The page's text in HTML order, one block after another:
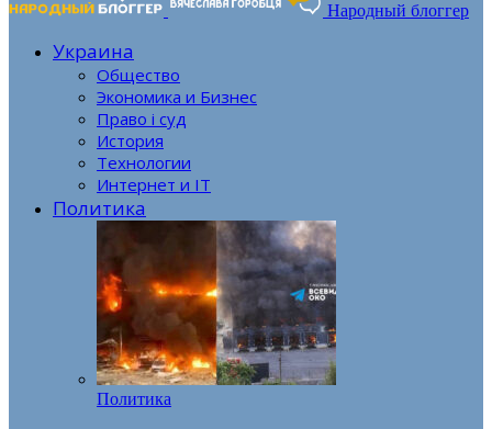
Народный блоггер
Украина
Общество
Экономика и Бизнес
Право і суд
История
Технологии
Интернет и IT
Политика
Политика